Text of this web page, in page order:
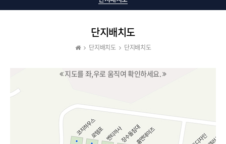
단지배치도
단지배치도 단지배치도
지도를 좌,우로 움직여 확인하세요.